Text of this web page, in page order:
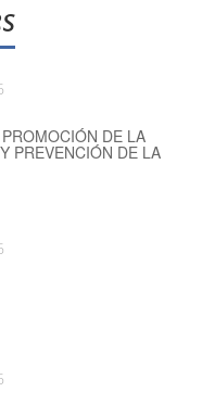
DE LA
PREVENCIÓN DE LA